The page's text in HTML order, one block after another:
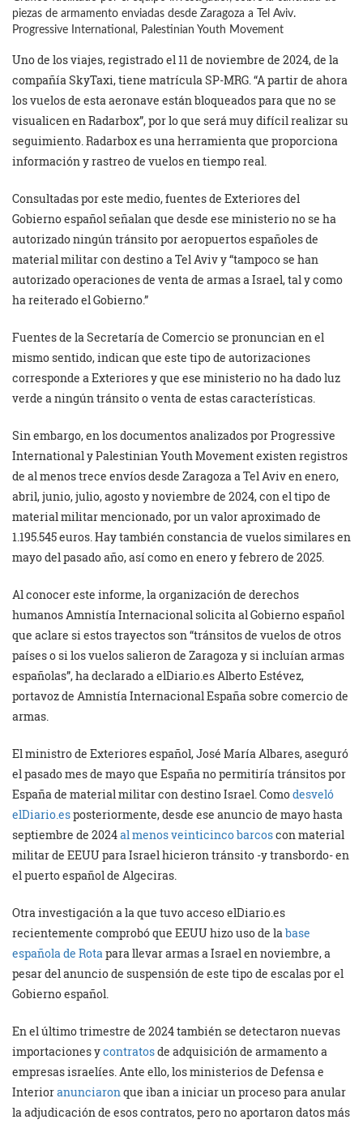
piezas de armamento enviadas desde Zaragoza a Tel Aviv.
Progressive International, Palestinian Youth Movement
Uno de los viajes, registrado el 11 de noviembre de 2024, de la
compañía SkyTaxi, tiene matrícula SP-MRG. “A partir de ahora
los vuelos de esta aeronave están bloqueados para que no se
visualicen en Radarbox”, por lo que será muy difícil realizar su
seguimiento. Radarbox es una herramienta que proporciona
información y rastreo de vuelos en tiempo real.
Consultadas por este medio, fuentes de Exteriores del
Gobierno español señalan que desde ese ministerio no se ha
autorizado ningún tránsito por aeropuertos españoles de
material militar con destino a Tel Aviv y “tampoco se han
autorizado operaciones de venta de armas a Israel, tal y como
ha reiterado el Gobierno.”
Fuentes de la Secretaría de Comercio se pronuncian en el
mismo sentido, indican que este tipo de autorizaciones
corresponde a Exteriores y que ese ministerio no ha dado luz
verde a ningún tránsito o venta de estas características.
Sin embargo, en los documentos analizados por Progressive
International y Palestinian Youth Movement existen registros
de al menos trece envíos desde Zaragoza a Tel Aviv en enero,
abril, junio, julio, agosto y noviembre de 2024, con el tipo de
material militar mencionado, por un valor aproximado de
1.195.545 euros. Hay también constancia de vuelos similares en
mayo del pasado año, así como en enero y febrero de 2025.
Al conocer este informe, la organización de derechos
humanos Amnistía Internacional solicita al Gobierno español
que aclare si estos trayectos son “tránsitos de vuelos de otros
países o si los vuelos salieron de Zaragoza y si incluían armas
españolas”, ha declarado a elDiario.es Alberto Estévez,
portavoz de Amnistía Internacional España sobre comercio de
armas.
El ministro de Exteriores español, José María Albares, aseguró
el pasado mes de mayo que España no permitiría tránsitos por
España de material militar con destino Israel. Comodesveló
elDiario.esposteriormente, desde ese anuncio de mayo hasta
septiembre de 2024al menos veinticinco barcoscon material
militar de EEUU para Israel hicieron tránsito -y transbordo- en
el puerto español de Algeciras.
Otra investigación a la que tuvo acceso elDiario.es
recientemente comprobó que EEUU hizo uso de labase
española de Rotapara llevar armas a Israel en noviembre, a
pesar del anuncio de suspensión de este tipo de escalas por el
Gobierno español.
En el último trimestre de 2024 también se detectaron nuevas
importaciones ycontratosde adquisición de armamento a
empresas israelíes. Ante ello, los ministerios de Defensa e
Interioranunciaronque iban a iniciar un proceso para anular
la adjudicación de esos contratos, pero no aportaron datos más